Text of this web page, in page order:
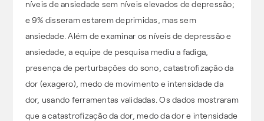
níveis de ansiedade sem níveis elevados de depressão;
e 9% disseram estarem deprimidas, mas sem
ansiedade. Além de examinar os níveis de depressão e
ansiedade, a equipe de pesquisa mediu a fadiga,
presença de perturbações do sono, catastrofização da
dor (exagero), medo de movimento e intensidade da
dor, usando ferramentas validadas. Os dados mostraram
que a catastrofização da dor, medo da dor e intensidade